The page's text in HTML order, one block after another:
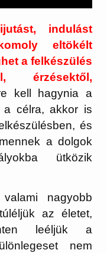
indulást
eltökélt
a felkészülés
érzésektől,
kell hagynia a
a célra, akkor is
és
a dolgok
ütközik
nagyobb
az életet,
leéljük a
nem